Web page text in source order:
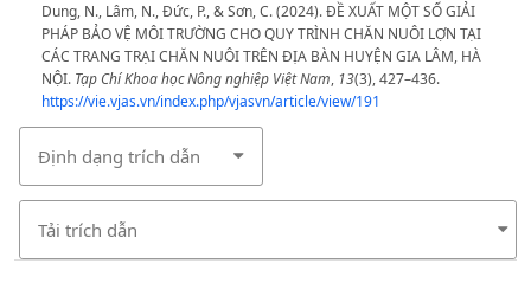
Dung, N., Lâm, N., Đức, P., & Sơn, C. (2024). ĐỀ XUẤT MỘT SỐ GIẢI
PHÁP BẢO VỆ MÔI TRƯỜNG CHO QUY TRÌNH CHĂN NUÔI LỢN TẠI
CÁC TRANG TRẠI CHĂN NUÔI TRÊN ĐỊA BÀN HUYỆN GIA LÂM, HÀ
NỘI. Tạp Chí Khoa học Nông nghiệp Việt Nam, 13(3), 427–436.
https://vie.vjas.vn/index.php/vjasvn/article/view/191
Định dạng trích dẫn
Tải trích dẫn